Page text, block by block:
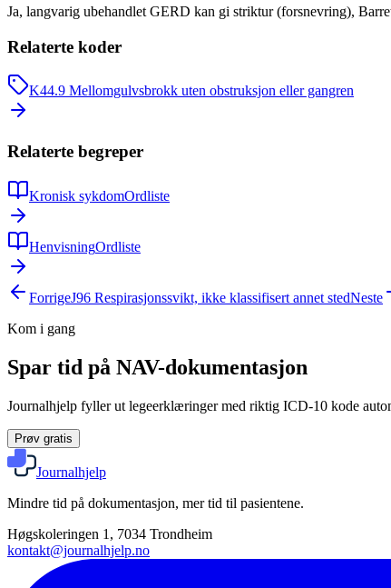
Ja, langvarig ubehandlet GERD kan gi striktur (forsnevring),
Relaterte koder
K44.9 Mellomgulvsbrokk uten obstruksjon eller gangren
Relaterte begreper
Kronisk sykdomOrdliste
HenvisningOrdliste
ForrigeJ96 Respirasjonssvikt, ikke klassifisert annet stedNeste
Kom i gang
Spar tid på NAV-dokumentasjon
Journalhjelp fyller ut legeerklæringer med riktig ICD-10 kode
Prøv gratis
Journalhjelp
Mindre tid på dokumentasjon, mer tid til pasientene.
Høgskoleringen 1, 7034 Trondheim
kontakt@journalhjelp.no